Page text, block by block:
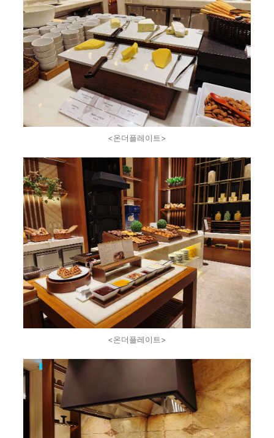
<온더플레이트>
<온더플레이트>